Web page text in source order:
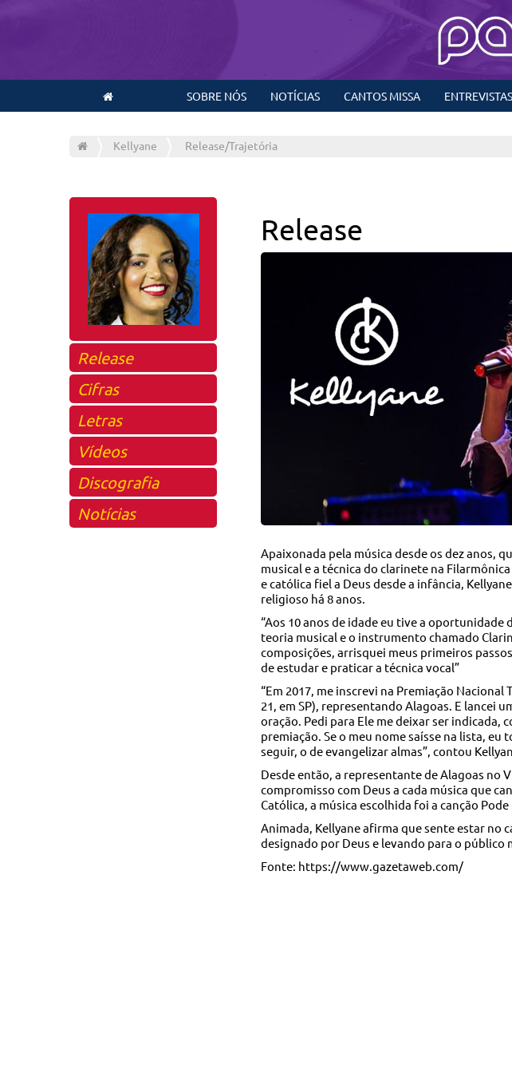
SOBRE NÓS NOTÍCIAS CANTOS MISSA ENTREVISTAS
Kellyane Release/Trajetória
Release
Cifras
Letras
Vídeos
Discografia
Notícias
Release
Apaixonada pela música desde os dez anos,
musical e a técnica do clarinete na
e católica fiel a Deus desde a infância,
religioso há 8 anos.
“Aos 10 anos de idade eu tive a
teoria musical e o instrumento chamado
composições, arrisquei meus primeiros
de estudar e praticar a técnica vocal”
“Em 2017, me inscrevi na Premiação
21, em SP), representando Alagoas. E lancei
oração. Pedi para Ele me deixar ser indicada,
premiação. Se o meu nome saísse na lista,
seguir, o de evangelizar almas”, contou
Desde então, a representante de Alagoas no
compromisso com Deus a cada música que
Católica, a música escolhida foi a canção
Animada, Kellyane afirma que sente estar no
designado por Deus e levando para o público
Fonte: https://www.gazetaweb.com/